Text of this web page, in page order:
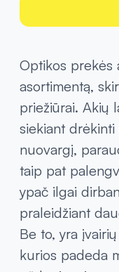
Optikos prekės
asortimentą,
priežiūrai. Akių
siekiant drėkinti
nuovargį,
taip pat
ypač ilgai
praleidžiant
Be to, yra
kurios padeda